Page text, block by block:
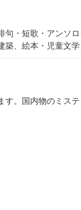
句・短歌・アンソ
築、絵本・児童文
す。国内物のミステ